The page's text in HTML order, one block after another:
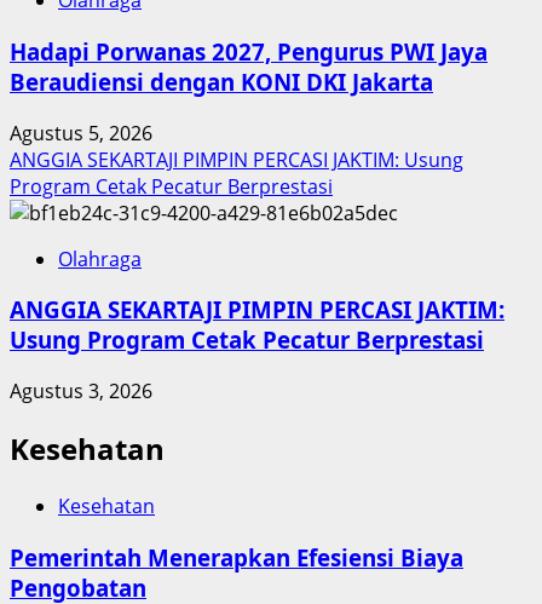
Hadapi Porwanas 2027, Pengurus PWI Jaya
Beraudiensi dengan KONI DKI Jakarta
Agustus 5, 2026
ANGGIA SEKARTAJI PIMPIN PERCASI JAKTIM: Usung
Program Cetak Pecatur Berprestasi
Olahraga
ANGGIA SEKARTAJI PIMPIN PERCASI JAKTIM:
Usung Program Cetak Pecatur Berprestasi
Agustus 3, 2026
Kesehatan
Kesehatan
Pemerintah Menerapkan Efesiensi Biaya
Pengobatan